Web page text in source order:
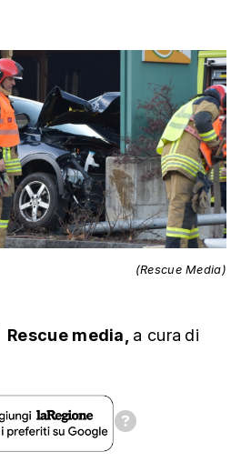
(Rescue Media)
Rescue media, a cura di